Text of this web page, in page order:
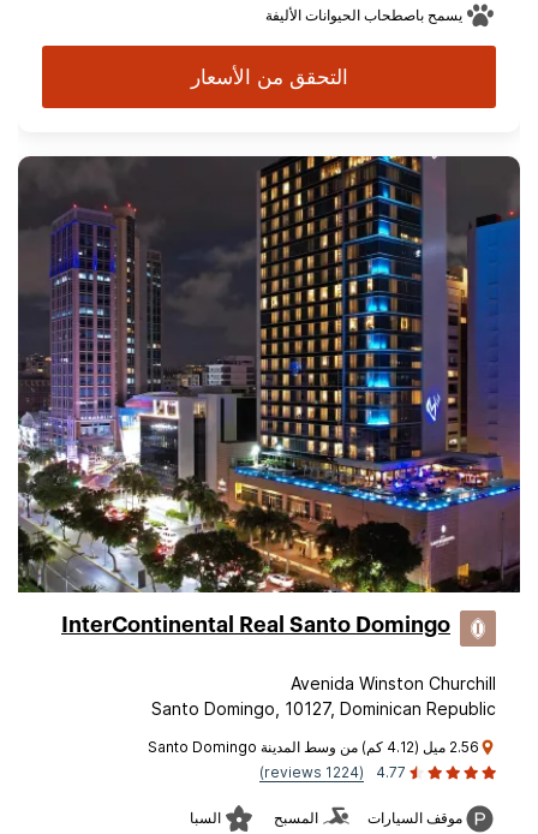
يسمح باصطحاب الحيوانات الأليفة
التحقق من الأسعار
InterContinental Real Santo Domingo
Avenida Winston Churchill
Santo Domingo, 10127, Dominican Republic
2.56 ميل (4.12 كم) من وسط المدينة Santo Domingo
4.77
(1224 reviews)
موقف السيارات المسبح السبا